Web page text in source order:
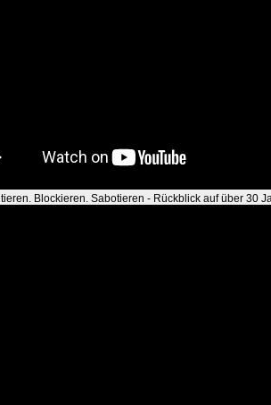
Blockieren. Sabotieren - Rückblick auf über 30